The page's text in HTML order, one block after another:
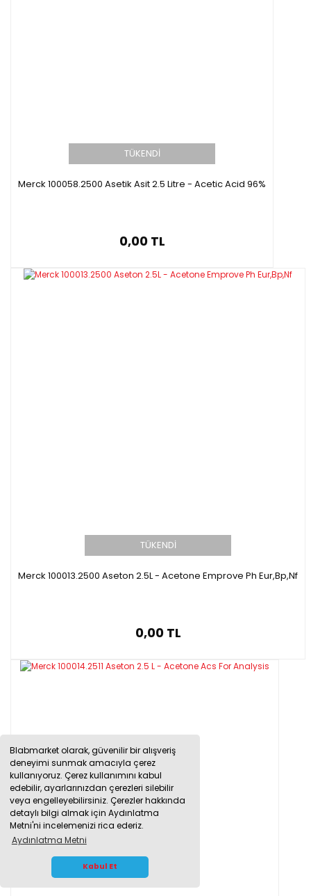
Blabmarket olarak, güvenilir bir alışveriş
deneyimi sunmak amacıyla çerez
kullanıyoruz. Çerez kullanımını kabul
edebilir, ayarlarınızdan çerezleri silebilir
veya engelleyebilirsiniz. Çerezler hakkında
detaylı bilgi almak için Aydınlatma
Metni'ni incelemenizi rica ederiz.
Aydınlatma Metni
Kabul Et
TÜKENDİ
Merck 100058.2500 Asetik Asit 2.5 Litre - Acetic Acid 96%
0,00 TL
TÜKENDİ
Merck 100013.2500 Aseton 2.5L - Acetone Emprove Ph Eur,Bp,Nf
0,00 TL
WHATSAPP İLETİŞİM